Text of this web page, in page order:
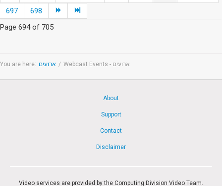
697
698
Page 694 of 705
You are here: ארועים / Webcast Events - ארועים
About
Support
Contact
Disclaimer
Video services are provided by the Computing Division Video Team.